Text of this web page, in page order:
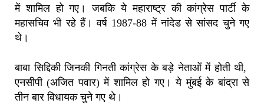
में शामिल हो गए। जबकि ये महाराष्ट्र की कांग्रेस पार्टी के
महासचिव भी रहे हैं। वर्ष 1987-88 में नांदेड से सांसद चुने गए
थे।
बाबा सिद्दिकी जिनकी गिनती कांग्रेस के बड़े नेताओं में होती थी,
एनसीपी (अजित पवार) में शामिल हो गए। ये मुंबई के बांद्रा से
तीन बार विधायक चुने गए थे।